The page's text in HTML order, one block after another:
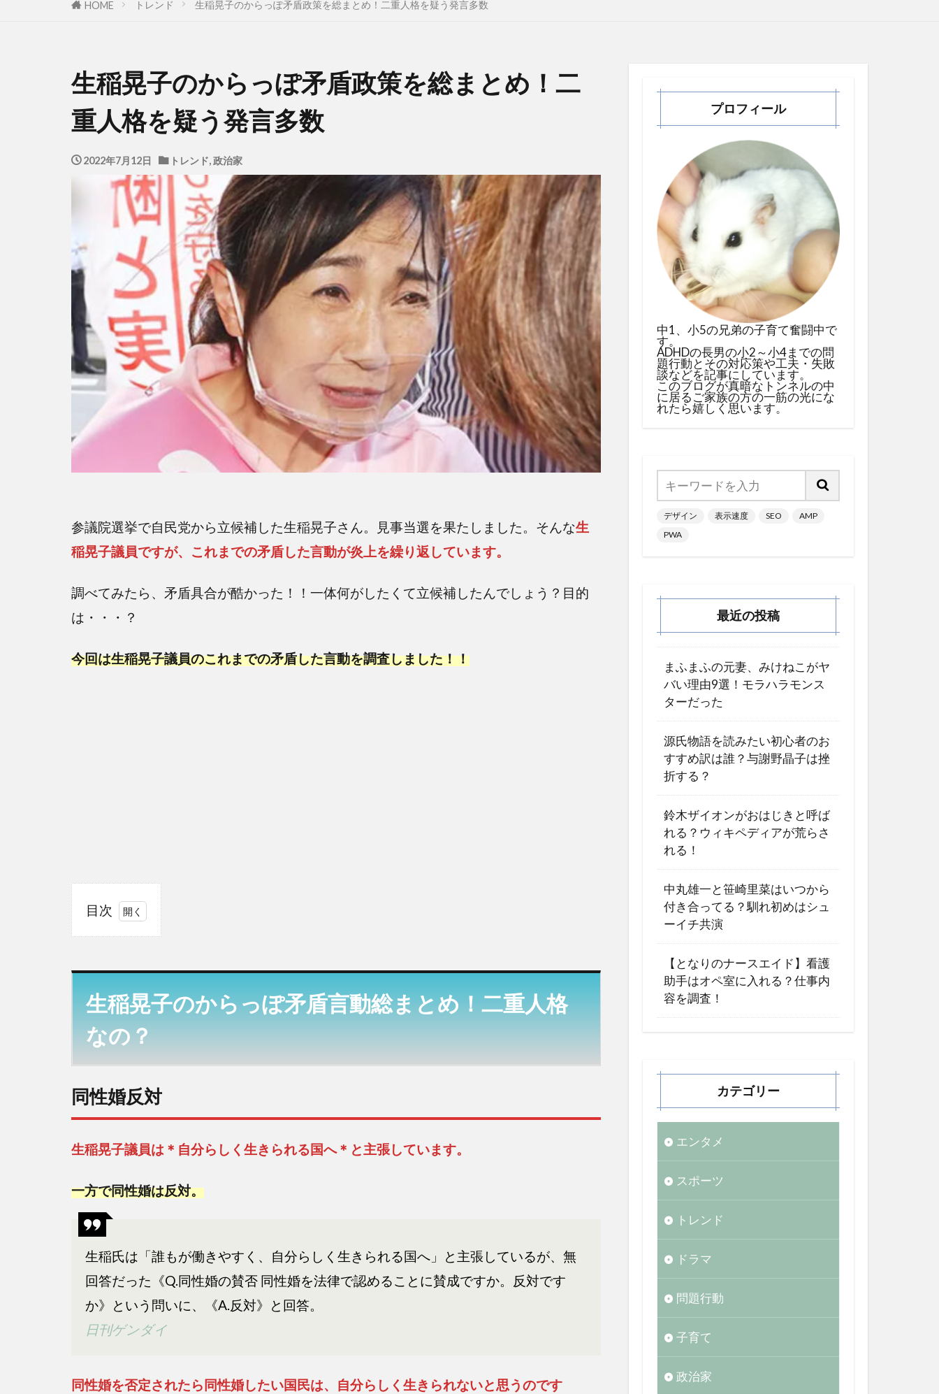
HOME トレンド 生稲晃子のからっぽ矛盾政策を総まとめ！二重人格を疑う発言多数
生稲晃子のからっぽ矛盾政策を総まとめ！二
重人格を疑う発言多数
2022年7月12日 トレンド,政治家
参議院選挙で自民党から立候補した生稲晃子さん。見事当選を果たしました。そんな生
稲晃子議員ですが、これまでの矛盾した言動が炎上を繰り返しています。
調べてみたら、矛盾具合が酷かった！！一体何がしたくて立候補したんでしょう？目的
は・・・？
今回は生稲晃子議員のこれまでの矛盾した言動を調査しました！！
目次
1
晃子
らっ
盾言
め！
二重
な
1.1
同性
婚反
1.2
富裕
層へ
の増
反
生稲晃子のからっぽ矛盾言動総まとめ！二重人格
なの？
同性婚反対
生稲晃子議員は＊自分らしく生きられる国へ＊と主張しています。
一方で同性婚は反対。
生稲氏は「誰もが働きやすく、自分らしく生きられる国へ」と主張しているが、無
回答だった《Q.同性婚の賛否 同性婚を法律で認めることに賛成ですか。反対です
か》という問いに、《A.反対》と回答。
日刊ゲンダイ
同性婚を否定されたら同性婚したい国民は、自分らしく生きられないと思うのです
プロフィール
中1、小5の兄弟の子育て奮闘中で
す。
ADHDの長男の小2～小4までの問
題行動とその対応策や工夫・失敗
談などを記事にしています。
このブログが真暗なトンネルの中
に居るご家族の方の一筋の光にな
れたら嬉しく思います。
デザイン 表示速度 SEO
AMP
PWA
最近の投稿
まふまふの元妻、みけねこがヤ
バい理由9選！モラハラモンス
ターだった
源氏物語を読みたい初心者のお
すすめ訳は誰？与謝野晶子は挫
折する？
鈴木ザイオンがおはじきと呼ば
れる？ウィキペディアが荒らさ
れる！
中丸雄一と笹崎里菜はいつから
付き合ってる？馴れ初めはシュ
ーイチ共演
【となりのナースエイド】看護
助手はオペ室に入れる？仕事内
容を調査！
カテゴリー
エンタメ
スポーツ
トレンド
ドラマ
問題行動
子育て
政治家